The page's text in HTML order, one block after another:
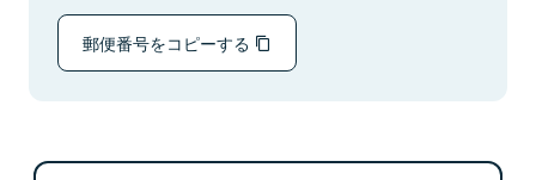
郵便番号をコピーする